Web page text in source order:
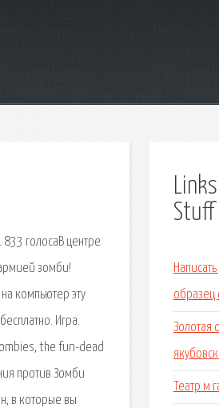
голосаВ центре
зомби!
компьютер эту
Игра.
the fun-dead
против Зомби
в которые вы
Stuff
образец
Золотая
Театр м